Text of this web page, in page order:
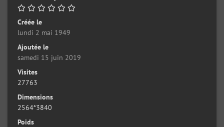
Créée le
lundi 2 mai 1949
Ajoutée le
samedi 15 juin 2019
Visites
27763
Dimensions
2564*3840
Poids